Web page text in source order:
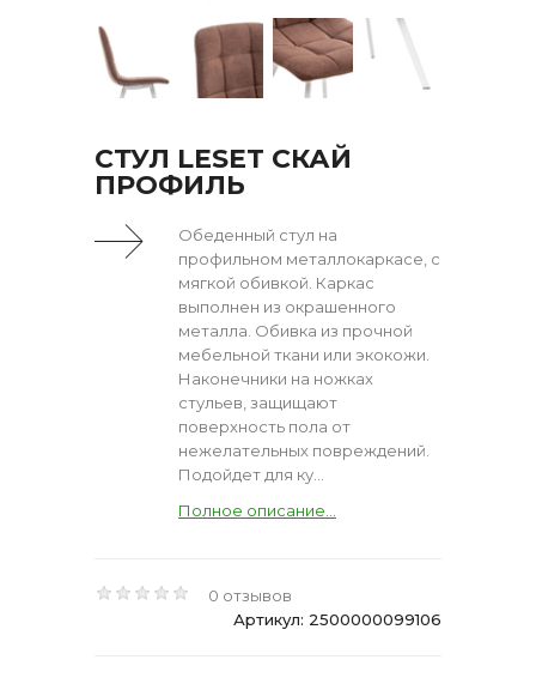
СТУЛ LESET СКАЙ
ПРОФИЛЬ
Обеденный стул на
профильном металлокаркасе, с
мягкой обивкой. Каркас
выполнен из окрашенного
металла. Обивка из прочной
мебельной ткани или экокожи.
Наконечники на ножках
стульев, защищают
поверхность пола от
нежелательных повреждений.
Подойдет для ку...
Полное описание...
0 отзывов
Артикул: 2500000099106